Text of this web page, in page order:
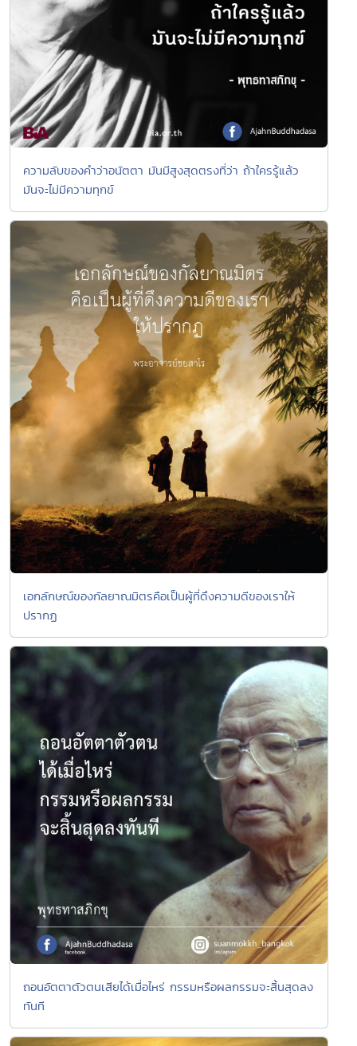
ความลับของคำว่าอนัตตา มันมีสูงสุดตรงที่ว่า ถ้าใครรู้แล้ว
มันจะไม่มีความทุกข์
เอกลักษณ์ของกัลยาณมิตรคือเป็นผู้ที่ดึงความดีของเราให้
ปรากฏ
ถอนอัตตาตัวตนเสียได้เมื่อไหร่ กรรมหรือผลกรรมจะสิ้นสุดลง
ทันที